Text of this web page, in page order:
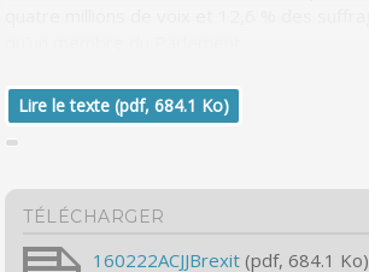
Lire le texte (pdf, 684.1 Ko)
TÉLÉCHARGER
160222ACJJBrexit (pdf, 684.1 Ko)